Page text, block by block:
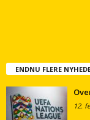
ENDNU FLERE
12.